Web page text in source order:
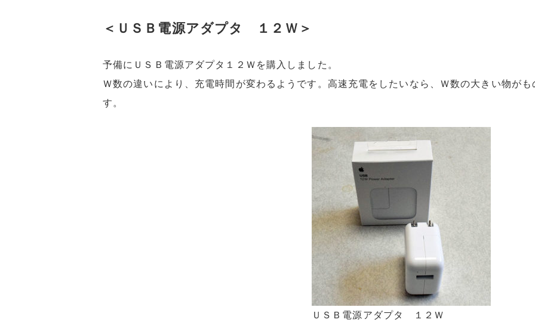
＜ＵＳＢ電源アダプタ １２Ｗ＞
予備にＵＳＢ電源アダプタ１２Ｗを購入しました。
Ｗ数の違いにより、充電時間が変わるようです。高速充電をしたいなら、Ｗ数の大きい物が
す。
ＵＳＢ電源アダプタ １２Ｗ